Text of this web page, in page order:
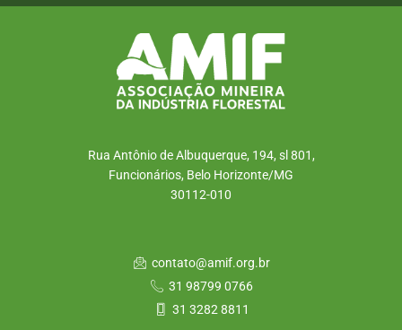
Rua Antônio de Albuquerque, 194, sl 801,
Funcionários, Belo Horizonte/MG
30112-010
contato@amif.org.br
31 98799 0766
31 3282 8811